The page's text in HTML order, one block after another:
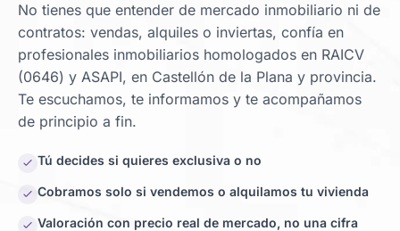
No tienes que entender de mercado inmobiliario ni de
contratos: vendas, alquiles o inviertas, confía en
profesionales inmobiliarios homologados en RAICV
(0646) y ASAPI, en Castellón de la Plana y provincia.
Te escuchamos, te informamos y te acompañamos
de principio a fin.
Tú decides si quieres exclusiva o no
Cobramos solo si vendemos o alquilamos tu vivienda
Valoración con precio real de mercado, no una cifra